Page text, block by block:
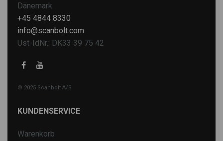
Dänemark
+45 4844 8330
info@scanbolt.com
Ust-IdNr.: DK33 39 75 42
© 2025 Scanbolt A/S
KUNDENSERVICE
Warenkorb